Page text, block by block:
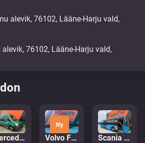
alevik, 76102, Lääne-Harju vald,
Mercedes-Benz Sprinter 516 CDI
Ny
Volvo FMX 540 6x4
Scania K 320 Citywide 4x2